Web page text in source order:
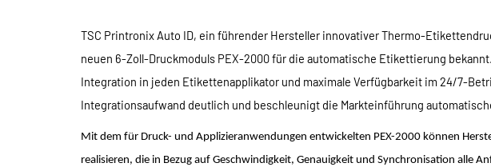
TSC Printronix Auto ID, ein führender Hersteller innovativer Thermo-
neuen 6-Zoll-Druckmoduls PEX-2000 für die automatische Etikettierung
Integration in jeden Etikettenapplikator und maximale Verfügbarkeit im 24/7-
Integrationsaufwand deutlich und beschleunigt die Markteinführung
Mit dem für Druck- und Applizieranwendungen entwickelten PEX-2000 können
realisieren, die in Bezug auf Geschwindigkeit, Genauigkeit und Synchronisation alle